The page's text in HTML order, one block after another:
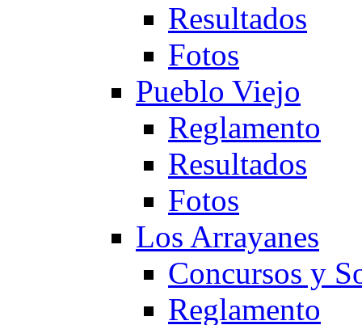
Resultados
Fotos
Pueblo Viejo
Reglamento
Resultados
Fotos
Los Arrayanes
Concursos y
Reglamento